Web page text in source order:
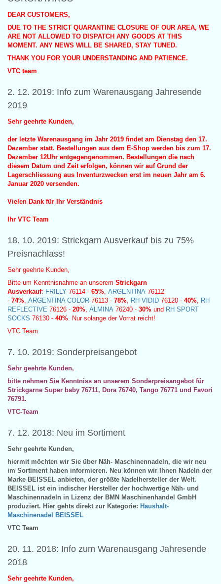
DEAR CUSTOMERS,
DUE TO THE STRICT QUARANTINE CLOSURE OF OUR AREA, WE
ARE NOT ALLOWED TO DISPATCH ANY GOODS AT THIS
MOMENT. ANY NEWS WILL BE SHARED, STAY TUNED.
THANK YOU FOR YOUR UNDERSTANDING AND PATIENCE.
VTC team
2. 12. 2019: Info zum Warenausgang Jahresende
2019
Sehr geehrte Kunden,
der letzte Warenausgang im Jahr 2019 findet am Dienstag den 17.
Dezember statt. Bestellungen aus dem E-Shop werden bis zum 17.
Dezember 12Uhr entgegengenommen. Bestellungen die nach
diesem Datum und Zeit erfolgen, können wir auf Grund der
Lagerschliessung aus Inventurzwecken erst im neuen Jahr am 6.
Januar 2020 versenden.
Vielen Dank für Ihr Verständnis
Ihr VTC Team
18. 10. 2019: Strickgarn Ausverkauf bis zu 75%
Preisnachlass!
Sehr geehrte Kunden,
Bitte um Kenntnisnahme an unserem Strickgarn
Ausverkauf: FRILLY 76114 - 65% ARGENTINA 76112
- 74% ARGENTINA COLOR 76113 - 78% RH VIDID 76120 - 40% RH
REFLECTIVE 76126 - 20% ALMINA 76240 - 30% und RH SPORT
SOCKS 76130 - 40% . Nur solange der Vorrat reicht!
VTC Team
7. 10. 2019: Sonderpreisangebot
Sehr geehrte Kunden,
bitte nehmen Sie Kenntniss an unserem Sonderpreisangebot für
Strickgarne Super baby 76711, Dora 76740, Tango 76771 und Favori
76791.
VTC-Team
7. 12. 2018: Neu im Sortiment
Sehr geehrte Kunden,
hiermit möchten wir Sie über Näh- Maschinennadeln, die wir neu
im Sortiment haben informieren. Neu können wir Ihnen Nadeln der
Marke BEISSEL anbieten, der größte Nadelhersteller der Welt.
BEISSEL ist ein indischer Hersteller der hochwertige Näh- und
Maschinennadeln in Lizenz der BMN Maschinenhandel GmbH
produziert. Hier gehts direkt zur Kategorie: Haushalt-
Maschinenadel BEISSEL
VTC Team
20. 11. 2018: Info zum Warenausgang Jahresende
2018
Sehr geehrte Kunden,